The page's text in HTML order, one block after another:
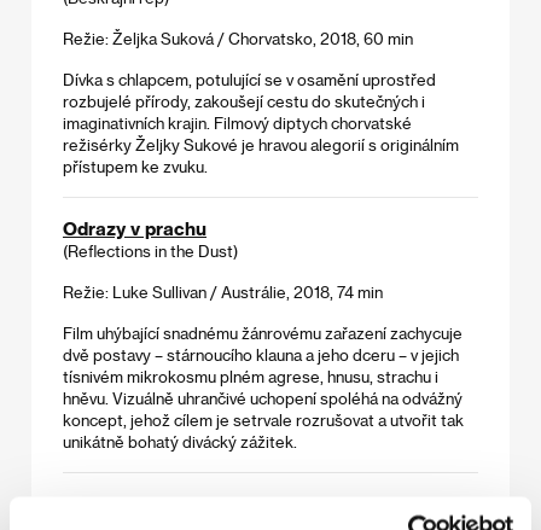
Režie: Željka Suková / Chorvatsko, 2018, 60 min
Dívka s chlapcem, potulující se v osamění uprostřed
rozbujelé přírody, zakoušejí cestu do skutečných i
imaginativních krajin. Filmový diptych chorvatské
režisérky Željky Sukové je hravou alegorií s originálním
přístupem ke zvuku.
Odrazy v prachu
(Reflections in the Dust)
Režie: Luke Sullivan / Austrálie, 2018, 74 min
Film uhýbající snadnému žánrovému zařazení zachycuje
dvě postavy – stárnoucího klauna a jeho dceru – v jejich
tísnivém mikrokosmu plném agrese, hnusu, strachu i
hněvu. Vizuálně uhrančivé uchopení spoléhá na odvážný
koncept, jehož cílem je setrvale rozrušovat a utvořit tak
unikátně bohatý divácký zážitek.